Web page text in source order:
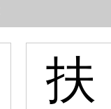
扶